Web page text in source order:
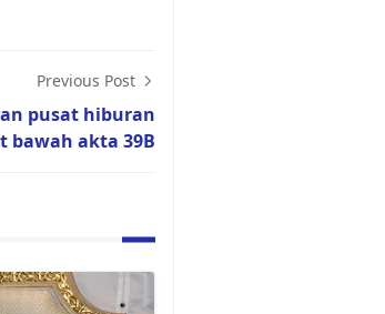
Previous Post
pusat hiburan
bawah akta 39B